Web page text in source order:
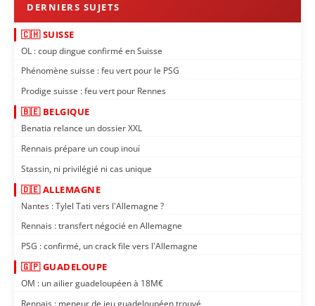
🇨🇭 SUISSE
OL : coup dingue confirmé en Suisse
Phénomène suisse : feu vert pour le PSG
Prodige suisse : feu vert pour Rennes
🇧🇪 BELGIQUE
Benatia relance un dossier XXL
Rennais prépare un coup inouï
Stassin, ni privilégié ni cas unique
🇩🇪 ALLEMAGNE
Nantes : Tylel Tati vers l'Allemagne ?
Rennais : transfert négocié en Allemagne
PSG : confirmé, un crack file vers l'Allemagne
🇬🇵 GUADELOUPE
OM : un ailier guadeloupéen à 18M€
Rennais : meneur de jeu guadeloupéen trouvé